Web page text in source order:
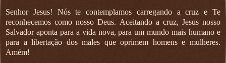
Senhor Jesus! Nós te contemplamos carregando a cruz e Te
reconhecemos como nosso Deus. Aceitando a cruz, Jesus nosso
Salvador aponta para a vida nova, para um mundo mais humano e
para a libertação dos males que oprimem homens e mulheres.
Amém!